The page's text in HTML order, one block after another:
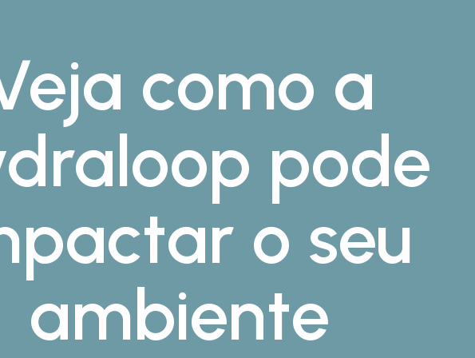
como a
pode
o seu
ambiente